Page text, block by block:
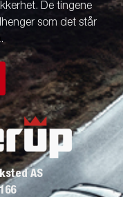
De tingene
som det står
AS